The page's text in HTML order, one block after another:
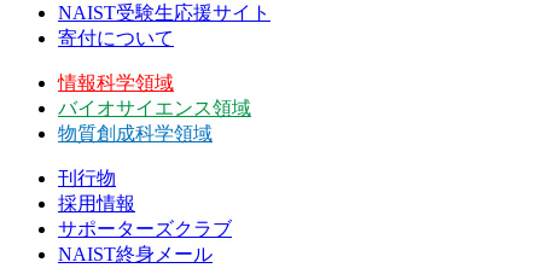
NAIST受験生応援サイト
寄付について
情報科学領域
バイオサイエンス領域
物質創成科学領域
刊行物
採用情報
サポーターズクラブ
NAIST終身メール